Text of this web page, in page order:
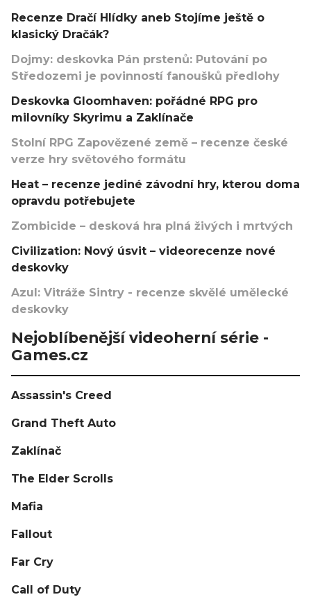
Recenze Dračí Hlídky aneb Stojíme ještě o
klasický Dračák?
Dojmy: deskovka Pán prstenů: Putování po
Středozemi je povinností fanoušků předlohy
Deskovka Gloomhaven: pořádné RPG pro
milovníky Skyrimu a Zaklínače
Stolní RPG Zapovězené země – recenze české
verze hry světového formátu
Heat – recenze jediné závodní hry, kterou doma
opravdu potřebujete
Zombicide – desková hra plná živých i mrtvých
Civilization: Nový úsvit – videorecenze nové
deskovky
Azul: Vitráže Sintry - recenze skvělé umělecké
deskovky
Nejoblíbenější videoherní série -
Games.cz
Assassin's Creed
Grand Theft Auto
Zaklínač
The Elder Scrolls
Mafia
Fallout
Far Cry
Call of Duty